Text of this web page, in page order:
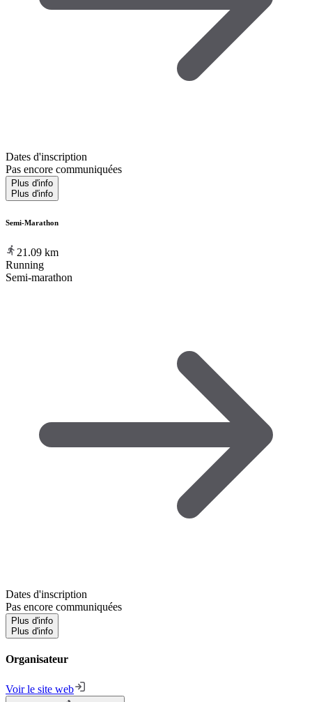
Dates d'inscription
Pas encore communiquées
Plus d'info
Plus d'info
Semi-Marathon
21.09 km
Running
Semi-marathon
Dates d'inscription
Pas encore communiquées
Plus d'info
Plus d'info
Organisateur
Voir le site web